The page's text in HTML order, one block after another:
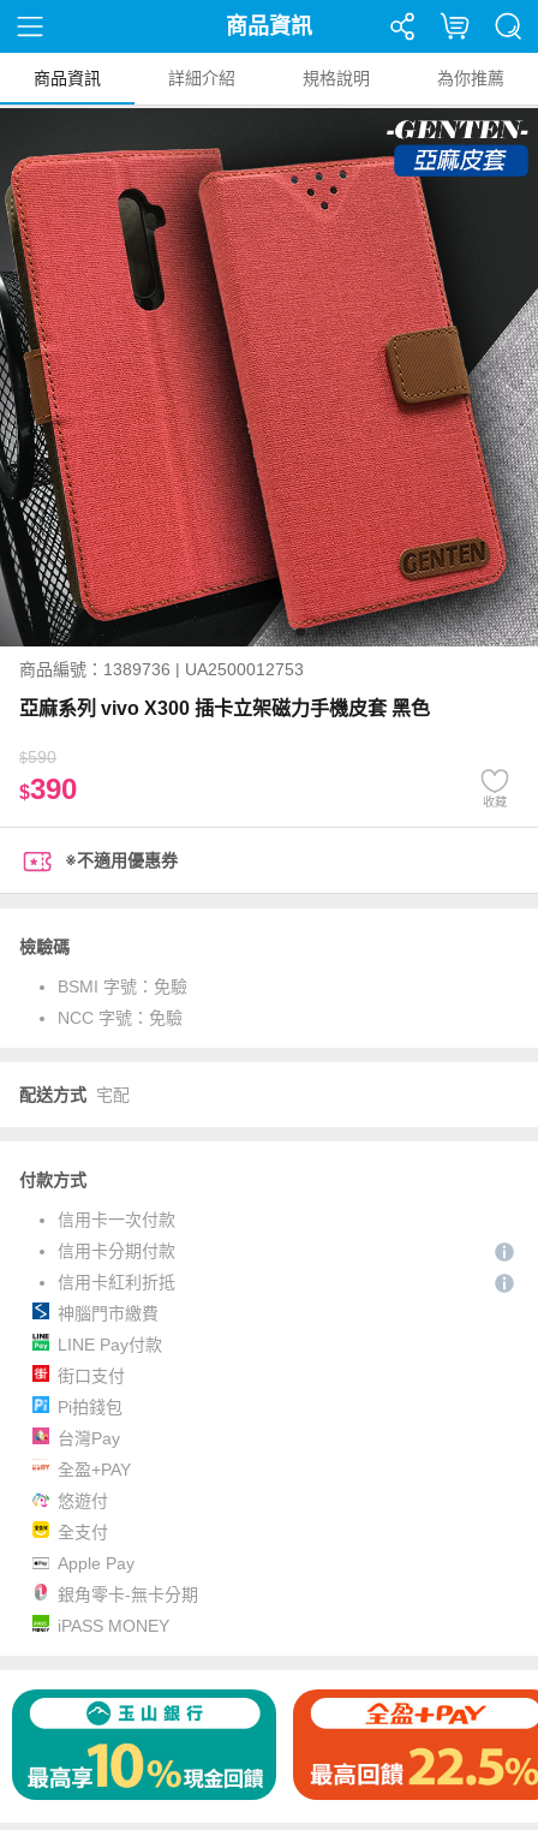
商品資訊
商品資訊 詳細介紹 規格說明 為你推薦
商品編號：1389736 | UA2500012753
亞麻系列 vivo X300 插卡立架磁力手機皮套 黑色
$590
$390 收藏
※不適用優惠券
檢驗碼
BSMI 字號： 免驗
NCC 字號： 免驗
配送方式 宅配
付款方式
信用卡一次付款
信用卡分期付款
信用卡紅利折抵
神腦門市繳費
LINE Pay付款
街口支付
Pi拍錢包
台灣Pay
全盈+PAY
悠遊付
全支付
Apple Pay
銀角零卡-無卡分期
iPASS MONEY